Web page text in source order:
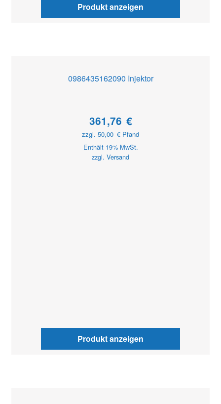
Produkt anzeigen
0986435162090 Injektor
361,76 €
zzgl. 50,00 € Pfand
Enthält 19% MwSt.
zzgl. Versand
Produkt anzeigen